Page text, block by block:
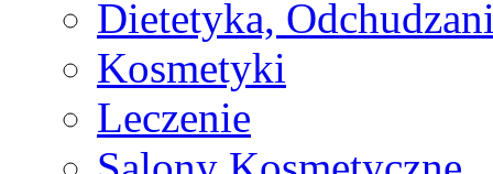
Dietetyka,
Kosmetyki
Leczenie